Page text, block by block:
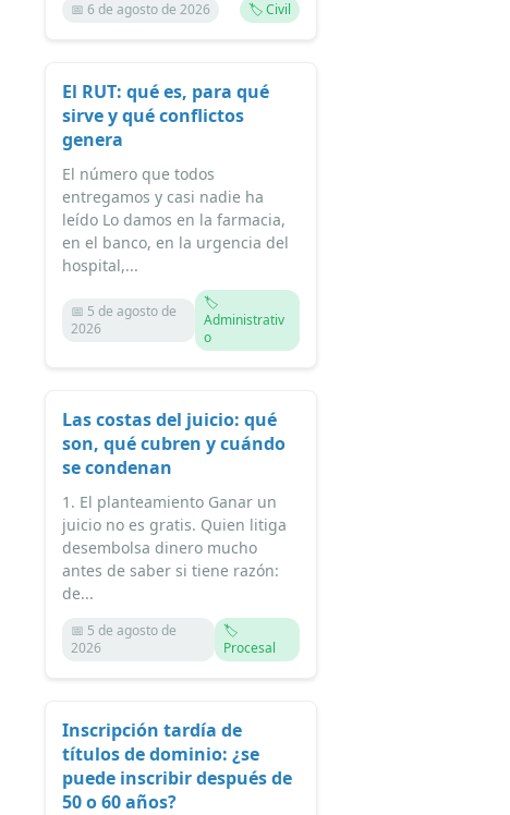
📅 6 de agosto de 2026 🏷️ Civil
El RUT: qué es, para qué
sirve y qué conflictos
genera
El número que todos
entregamos y casi nadie ha
leído Lo damos en la farmacia,
en el banco, en la urgencia del
hospital,...
📅 5 de agosto de
2026
🏷️
Administrativ
o
Las costas del juicio: qué
son, qué cubren y cuándo
se condenan
1. El planteamiento Ganar un
juicio no es gratis. Quien litiga
desembolsa dinero mucho
antes de saber si tiene razón:
de...
📅 5 de agosto de
2026
🏷️
Procesal
Inscripción tardía de
títulos de dominio: ¿se
puede inscribir después de
50 o 60 años?